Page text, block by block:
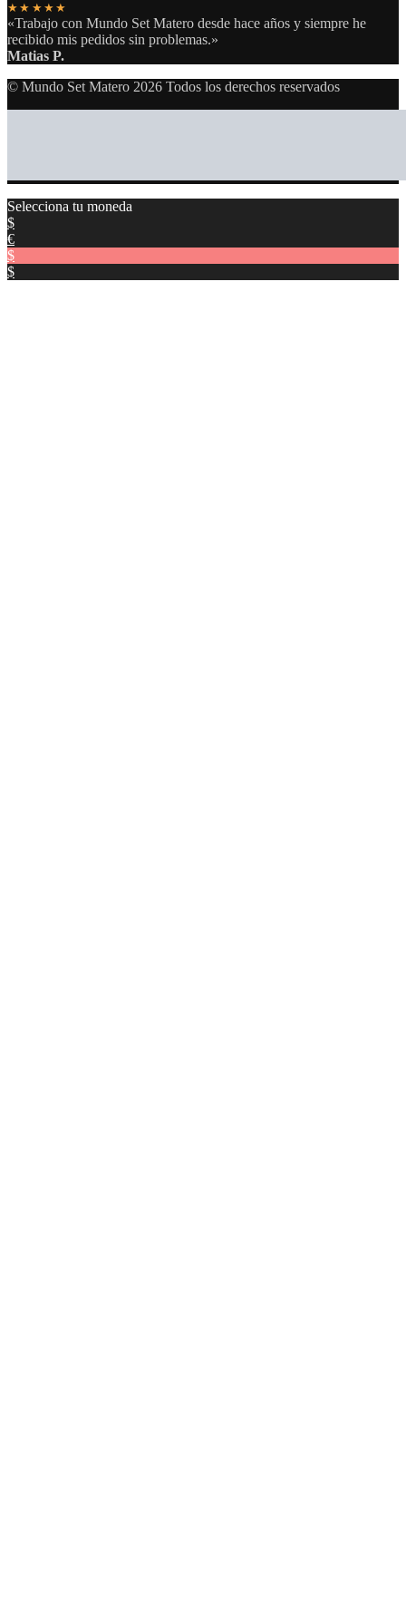
★★★★★
«Trabajo con Mundo Set Matero desde hace años y siempre he
recibido mis pedidos sin problemas.»
Matias P.
© Mundo Set Matero 2026 Todos los derechos reservados
Selecciona tu moneda
$
€
$
$